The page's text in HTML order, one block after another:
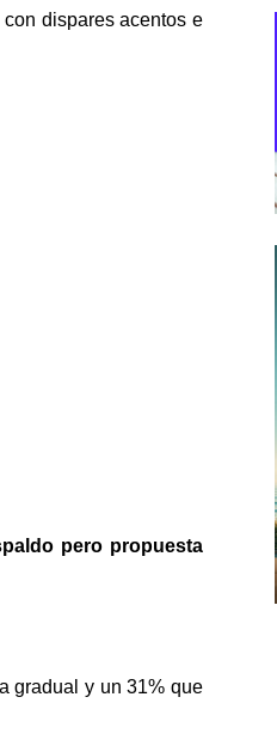
dispares acentos e
pero propuesta
gradual y un 31% que